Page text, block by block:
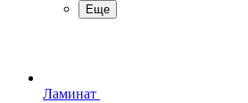
Еще
Ламинат